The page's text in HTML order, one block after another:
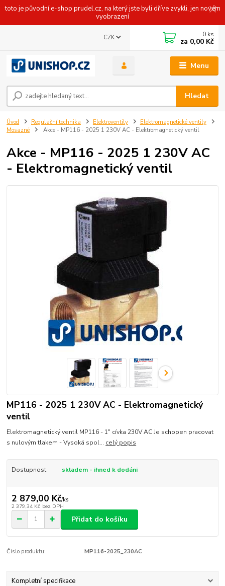
toto je původní e-shop prudel.cz, na který jste byli dříve zvykli, jen novém
vyobrazení
Menu
CZK
Hledat
0 ks
za 0,00 Kč
Úvod Regulační technika Elektroventily
Elektromagnetické ventily
Mosazné
Akce - MP116 - 2025 1 230V AC - Elektromagnetický ventil
Akce - MP116 - 2025 1 230V AC
- Elektromagnetický ventil
MP116 - 2025 1 230V AC - Elektromagnetický
ventil
Elektromagnetický ventil MP116 - 1" cívka 230V AC Je schopen pracovat
s nulovým tlakem - Vysoká spol... celý popis
Dostupnost skladem - ihned k dodáni
2 879,00 Kč/ks
2 379,34 Kč bez DPH
Přidat do košíku
Číslo produktu: MP116-2025_230AC
Kompletní specifikace